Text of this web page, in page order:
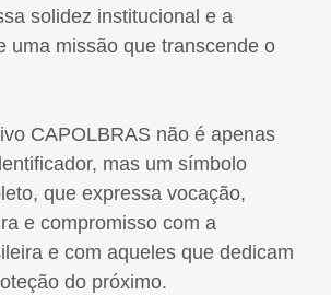
solidez institucional e a
uma missão que transcende o
CAPOLBRAS não é apenas
mas um símbolo
que expressa vocação,
e compromisso com a
e com aqueles que dedicam
do próximo.